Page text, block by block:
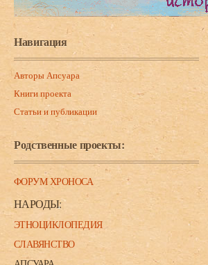
Навигация
Авторы Апсуара
Книги проекта
Статьи и публикации
Родственные проекты:
ФОРУМ ХРОНОСА
НАРОДЫ:
ЭТНОЦИКЛОПЕДИЯ
СЛАВЯНСТВО